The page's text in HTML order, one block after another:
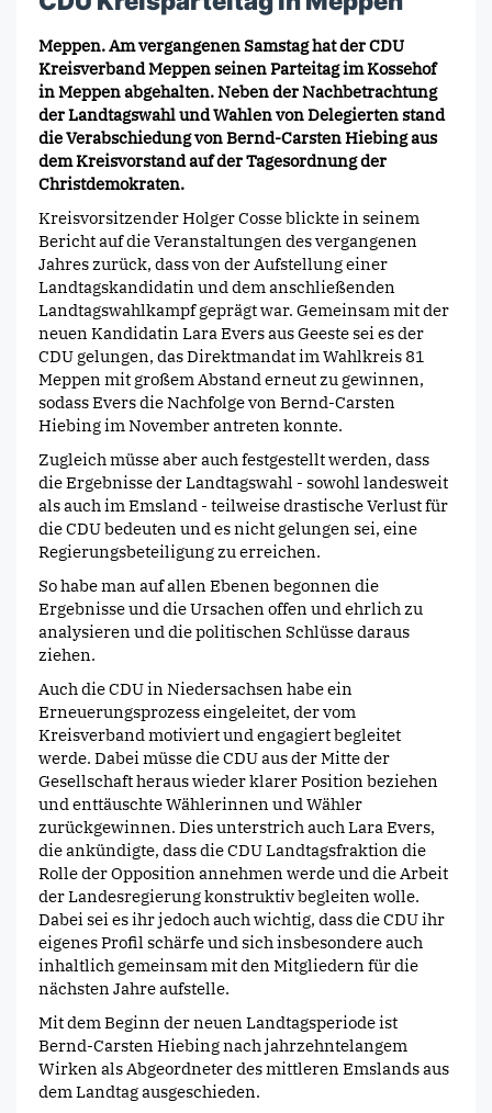
Meppen. Am vergangenen Samstag hat der CDU
Kreisverband Meppen seinen Parteitag im Kossehof
in Meppen abgehalten. Neben der Nachbetrachtung
der Landtagswahl und Wahlen von Delegierten stand
die Verabschiedung von Bernd-Carsten Hiebing aus
dem Kreisvorstand auf der Tagesordnung der
Christdemokraten.
Kreisvorsitzender Holger Cosse blickte in seinem
Bericht auf die Veranstaltungen des vergangenen
Jahres zurück, dass von der Aufstellung einer
Landtagskandidatin und dem anschließenden
Landtagswahlkampf geprägt war. Gemeinsam mit der
neuen Kandidatin Lara Evers aus Geeste sei es der
CDU gelungen, das Direktmandat im Wahlkreis 81
Meppen mit großem Abstand erneut zu gewinnen,
sodass Evers die Nachfolge von Bernd-Carsten
Hiebing im November antreten konnte.
Zugleich müsse aber auch festgestellt werden, dass
die Ergebnisse der Landtagswahl - sowohl landesweit
als auch im Emsland - teilweise drastische Verlust für
die CDU bedeuten und es nicht gelungen sei, eine
Regierungsbeteiligung zu erreichen.
So habe man auf allen Ebenen begonnen die
Ergebnisse und die Ursachen offen und ehrlich zu
analysieren und die politischen Schlüsse daraus
ziehen.
Auch die CDU in Niedersachsen habe ein
Erneuerungsprozess eingeleitet, der vom
Kreisverband motiviert und engagiert begleitet
werde. Dabei müsse die CDU aus der Mitte der
Gesellschaft heraus wieder klarer Position beziehen
und enttäuschte Wählerinnen und Wähler
zurückgewinnen. Dies unterstrich auch Lara Evers,
die ankündigte, dass die CDU Landtagsfraktion die
Rolle der Opposition annehmen werde und die Arbeit
der Landesregierung konstruktiv begleiten wolle.
Dabei sei es ihr jedoch auch wichtig, dass die CDU ihr
eigenes Profil schärfe und sich insbesondere auch
inhaltlich gemeinsam mit den Mitgliedern für die
nächsten Jahre aufstelle.
Mit dem Beginn der neuen Landtagsperiode ist
Bernd-Carsten Hiebing nach jahrzehntelangem
Wirken als Abgeordneter des mittleren Emslands aus
dem Landtag ausgeschieden.